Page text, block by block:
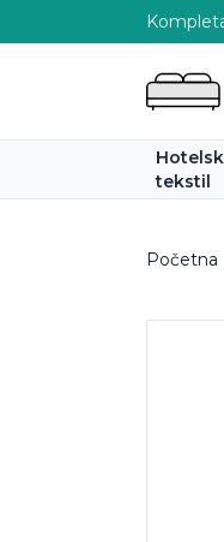
tekstil
Početna